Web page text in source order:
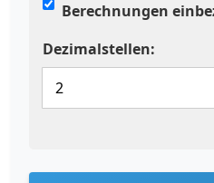
Berechnungen
Dezimalstellen: